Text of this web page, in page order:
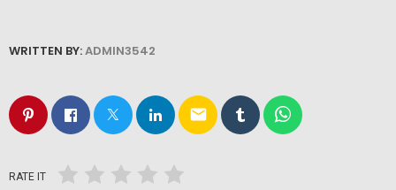
WRITTEN BY:ADMIN3542
email
RATE IT